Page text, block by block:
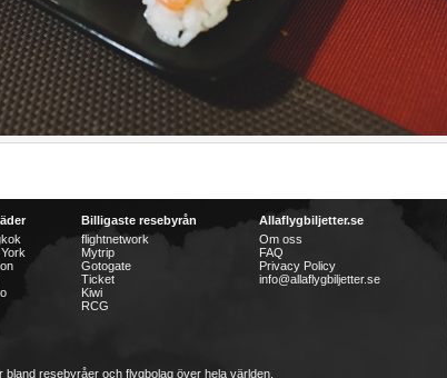
Billigaste resebyrån
flightnetwork
Mytrip
Gotogate
Ticket
Kiwi
RCG
Allaflygbiljetter.se
Om oss
FAQ
Privacy Policy
info@allaflygbiljetter.se
bland resebyråer och flygbolag över hela världen.